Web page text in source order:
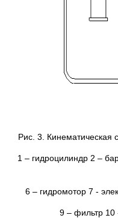
Рис. 3. Кинематическая
1 – гидроцилиндр 2 –
6 – гидромотор 7 -
9 – фильтр 10